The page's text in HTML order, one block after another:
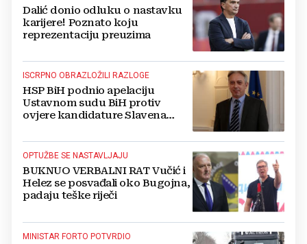
Dalić donio odluku o nastavku
karijere! Poznato koju
reprezentaciju preuzima
ISCRPNO OBRAZLOŽILI RAZLOGE
HSP BiH podnio apelaciju
Ustavnom sudu BiH protiv
ovjere kandidature Slavena
OPTUŽBE SE NASTAVLJAJU
BUKNUO VERBALNI RAT Vučić i
Helez se posvađali oko Bugojna,
padaju teške riječi
MINISTAR FORTO POTVRDIO